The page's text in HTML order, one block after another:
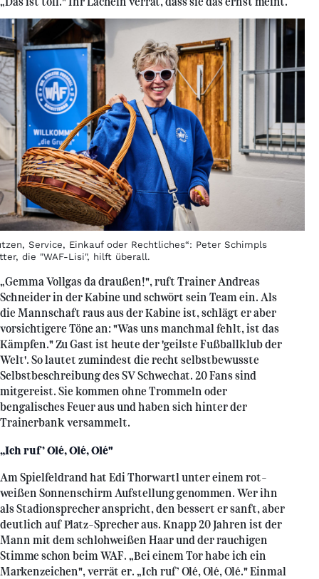
Service, Einkauf oder Rechtliches“: Peter Schimpls
die "WAF-Lisi", hilft überall.
„Gemma Vollgas da draußen!", ruft Trainer Andreas
Schneider in der Kabine und schwört sein Team ein. Als
die Mannschaft raus aus der Kabine ist, schlägt er aber
vorsichtigere Töne an: "Was uns manchmal fehlt, ist das
Kämpfen." Zu Gast ist heute der 'geilste Fußballklub der
Welt'. So lautet zumindest die recht selbstbewusste
Selbstbeschreibung des SV Schwechat. 20 Fans sind
mitgereist. Sie kommen ohne Trommeln oder
bengalisches Feuer aus und haben sich hinter der
Trainerbank versammelt.
„Ich ruf’ Olé, Olé, Olé"
Am Spielfeldrand hat Edi Thorwartl unter einem rot-
weißen Sonnenschirm Aufstellung genommen. Wer ihn
als Stadionsprecher anspricht, den bessert er sanft, aber
deutlich auf Platz-Sprecher aus. Knapp 20 Jahren ist der
Mann mit dem schlohweißen Haar und der rauchigen
Stimme schon beim WAF. „Bei einem Tor habe ich ein
Markenzeichen", verrät er. „Ich ruf’ Olé, Olé, Olé." Einmal